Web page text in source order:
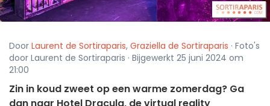
Door Laurent de Sortiraparis, Graziella de Sortiraparis · Foto's
door Laurent de Sortiraparis · Bijgewerkt 25 juni 2024 om
21:00
Zin in koud zweet op een warme zomerdag? Ga